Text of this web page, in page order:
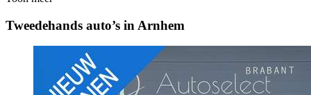
Tweedehands auto’s in Arnhem